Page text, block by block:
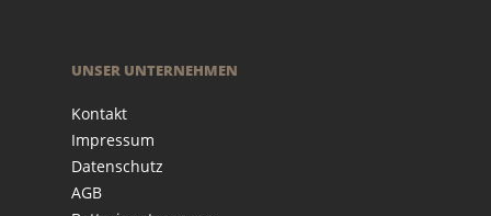
UNSER UNTERNEHMEN
Kontakt
Impressum
Datenschutz
AGB